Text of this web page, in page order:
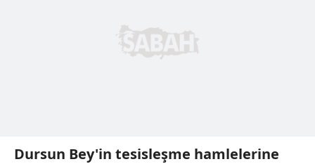
Dursun Bey'in tesisleşme hamlelerine